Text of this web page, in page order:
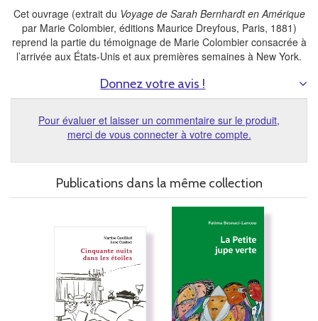
Cet ouvrage (extrait du Voyage de Sarah Bernhardt en Amérique
par Marie Colombier, éditions Maurice Dreyfous, Paris, 1881)
reprend la partie du témoignage de Marie Colombier consacrée à
l’arrivée aux États-Unis et aux premières semaines à New York.
Donnez votre avis !
Pour évaluer et laisser un commentaire sur le produit,
merci de vous connecter à votre compte.
Publications dans la même collection